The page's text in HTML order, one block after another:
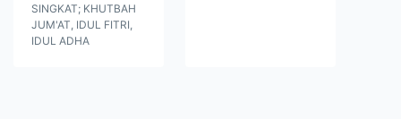
SINGKAT; KHUTBAH
JUM'AT, IDUL FITRI,
IDUL ADHA